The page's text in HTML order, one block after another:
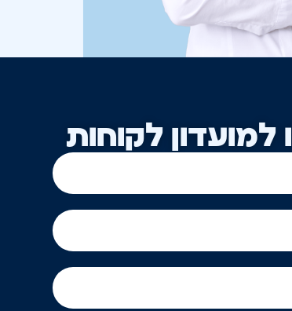
למועדון לקוחות